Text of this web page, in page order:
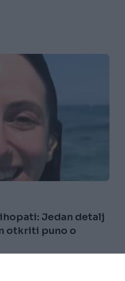
Jedan detalj
otkriti puno o